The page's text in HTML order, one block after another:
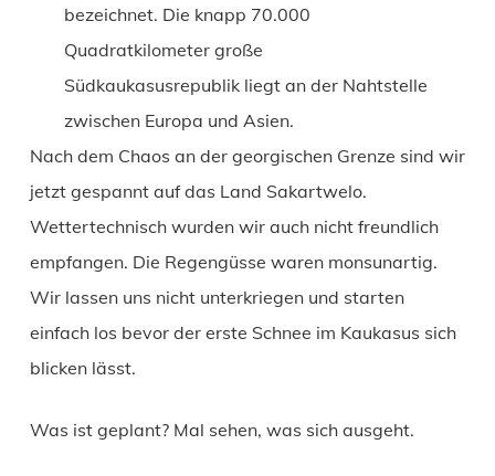
bezeichnet. Die knapp 70.000
Quadratkilometer große
Südkaukasusrepublik liegt an der Nahtstelle
zwischen Europa und Asien.
Nach dem Chaos an der georgischen Grenze sind wir
jetzt gespannt auf das Land Sakartwelo.
Wettertechnisch wurden wir auch nicht freundlich
empfangen. Die Regengüsse waren monsunartig.
Wir lassen uns nicht unterkriegen und starten
einfach los bevor der erste Schnee im Kaukasus sich
blicken lässt.
Was ist geplant? Mal sehen, was sich ausgeht.